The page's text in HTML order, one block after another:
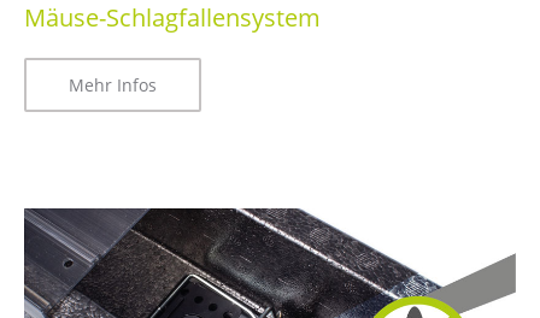
Mäuse-Schlagfallensystem
Mehr Infos